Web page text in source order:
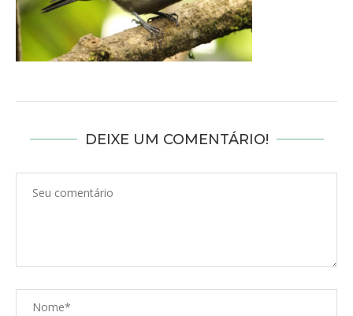
DEIXE UM COMENTÁRIO!